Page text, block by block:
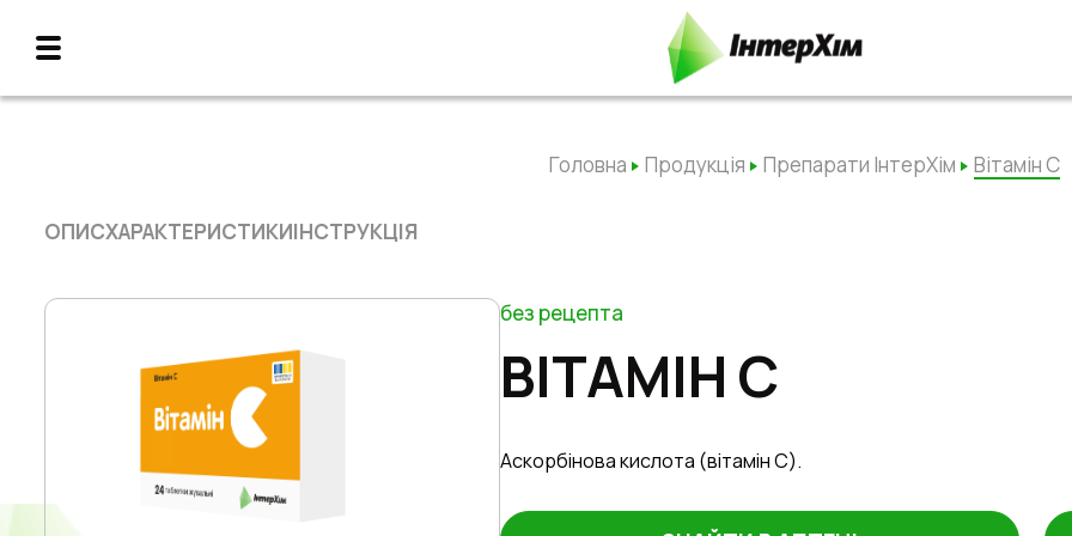
Головна Продукція Препарати ІнтерХім Вітамін С
ОПИСХАРАКТЕРИСТИКИІНСТРУКЦІЯ
без рецепта
ВІТАМІН С
Аскорбінова кислота (вітамін C).